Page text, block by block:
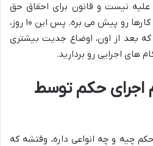
نیست و قانون برای احقاق حق
شما وارد عمل میشه و خودش کارها رو پیش می بره. پس این ۱۰ روز،
بعد از اون، اوضاع جدیت بیشتری
های اجرایی رو بردارید.
اجرای حکم توسط
چیه و چه انواعی داره، وقتشه که